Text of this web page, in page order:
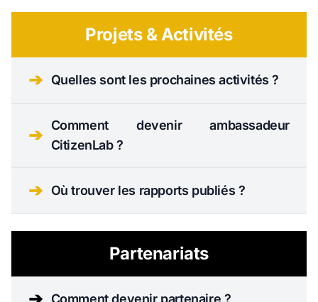
Projets & Activités
➔ Quelles sont les prochaines activités ?
➔
Comment devenir ambassadeur
CitizenLab ?
➔ Où trouver les rapports publiés ?
Partenariats
Comment devenir partenaire ?